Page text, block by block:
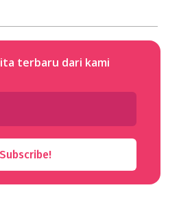
terbaru dari kami
Subscribe!